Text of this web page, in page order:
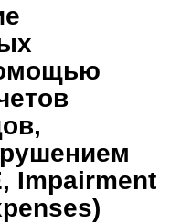
Impairment